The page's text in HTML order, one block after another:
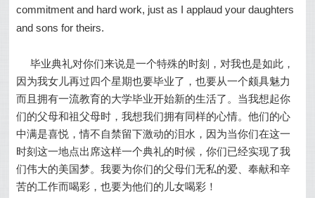
commitment and hard work, just as I applaud your daughters
and sons for theirs.
毕业典礼对你们来说是一个特殊的时刻，对我也是如此，
因为我女儿再过四个星期也要毕业了，也要从一个颇具魅力
而且拥有一流教育的大学毕业开始新的生活了。当我想起你
们的父母和祖父母时，我想我们拥有同样的心情。他们的心
中满是喜悦，情不自禁留下激动的泪水，因为当你们在这一
时刻这一地点出席这样一个典礼的时候，你们已经实现了我
们伟大的美国梦。我要为你们的父母们无私的爱、奉献和辛
苦的工作而喝彩，也要为他们的儿女喝彩！